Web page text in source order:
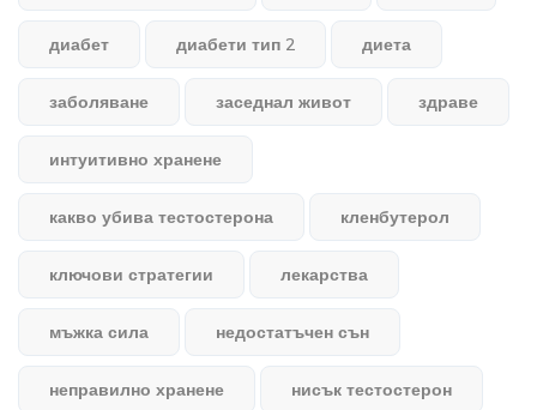
диабет диабети тип 2 диета
заболяване заседнал живот здраве
интуитивно хранене
какво убива тестостерона кленбутерол
ключови стратегии лекарства
мъжка сила недостатъчен сън
неправилно хранене нисък тестостерон